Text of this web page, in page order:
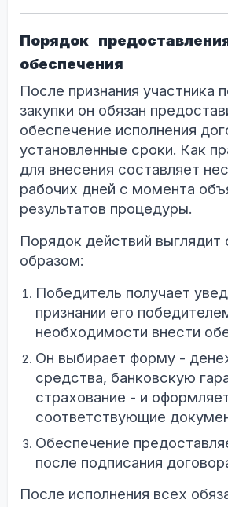
Порядок
обеспечения
После признания участника
закупки он обязан
обеспечение исполнения
установленные сроки. Как
для внесения составляет
рабочих дней с момента
результатов процедуры.
Порядок действий
образом:
Победитель получает
признании его
необходимости внести
Он выбирает форму -
средства, банковскую
страхование - и
соответствующие
Обеспечение
после подписания
После исполнения всех